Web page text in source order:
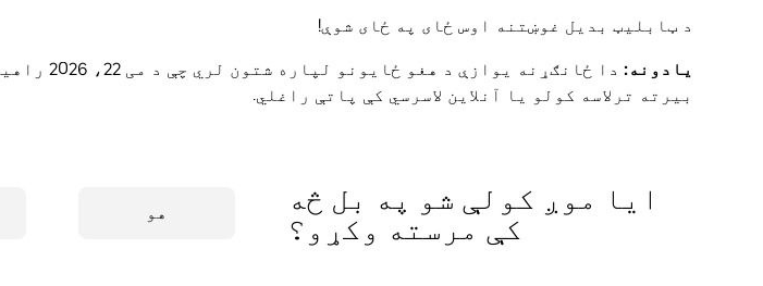
د ټابلیټ بدیل غوښتنه اوس ځای په ځای شوې!
یادونه:
دا ځانګړنه یوازې د
بیرته ترلاسه کولو یا آنلاین لاسرسي کې پاتې راغلي.
ایا موږ کولې شو په بل څه
کې مرسته وکړو؟
هو